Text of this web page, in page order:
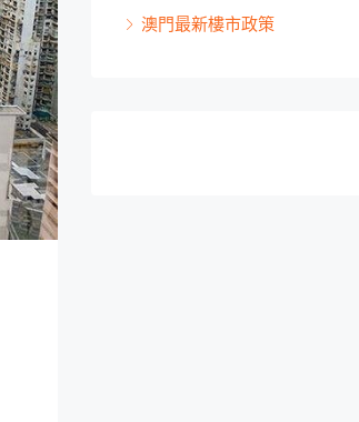
澳門最新樓市政策